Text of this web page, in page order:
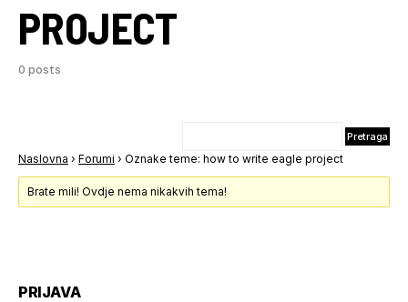
PROJECT
0 posts
Naslovna › Forumi › Oznake teme: how to write eagle project
Brate mili! Ovdje nema nikakvih tema!
PRIJAVA